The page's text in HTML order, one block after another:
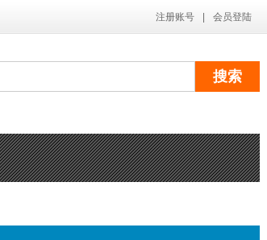
注册账号 会员登陆